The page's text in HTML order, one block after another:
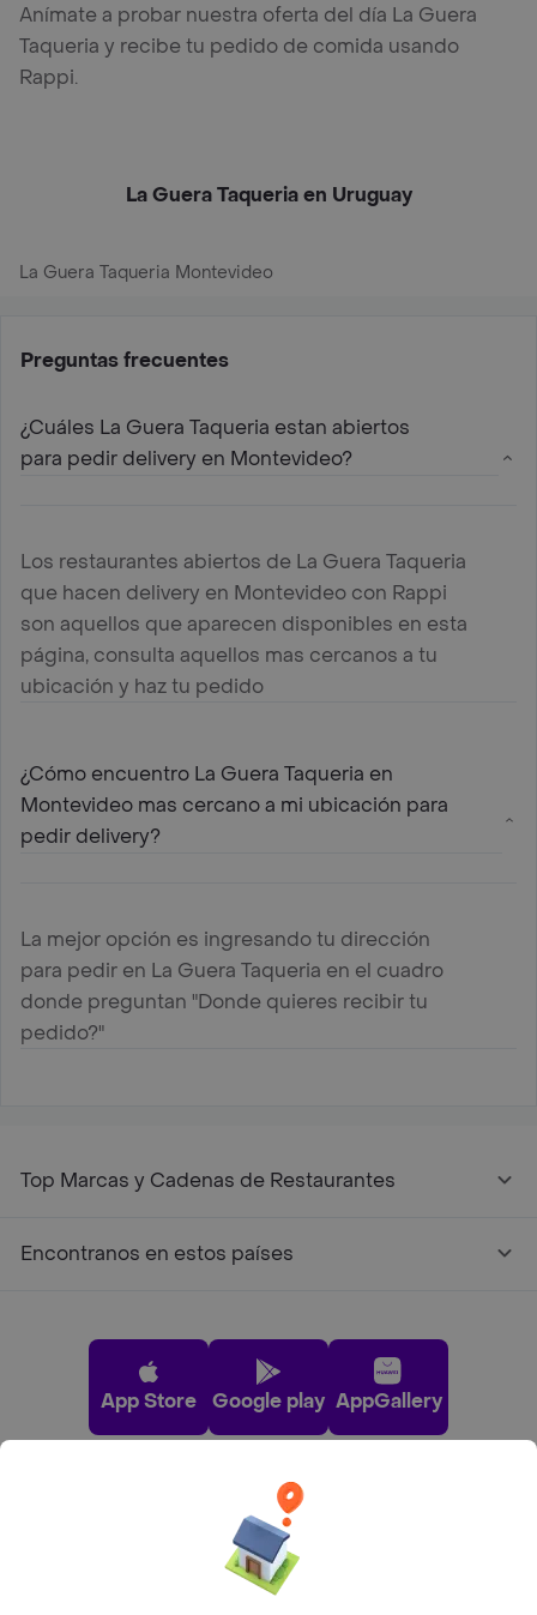
Anímate a probar nuestra oferta del día La Guera
Taqueria y recibe tu pedido de comida usando
Rappi.
La Guera Taqueria en Uruguay
La Guera Taqueria Montevideo
Preguntas frecuentes
¿Cuáles La Guera Taqueria estan abiertos
para pedir delivery en Montevideo?
Los restaurantes abiertos de La Guera Taqueria
que hacen delivery en Montevideo con Rappi
son aquellos que aparecen disponibles en esta
página, consulta aquellos mas cercanos a tu
ubicación y haz tu pedido
¿Cómo encuentro La Guera Taqueria en
Montevideo mas cercano a mi ubicación para
pedir delivery?
La mejor opción es ingresando tu dirección
para pedir en La Guera Taqueria en el cuadro
donde preguntan "Donde quieres recibir tu
pedido?"
Top Marcas y Cadenas de Restaurantes
Encontranos en estos países
App Store Google play AppGallery
Pide tu comida favorita cerca de ti